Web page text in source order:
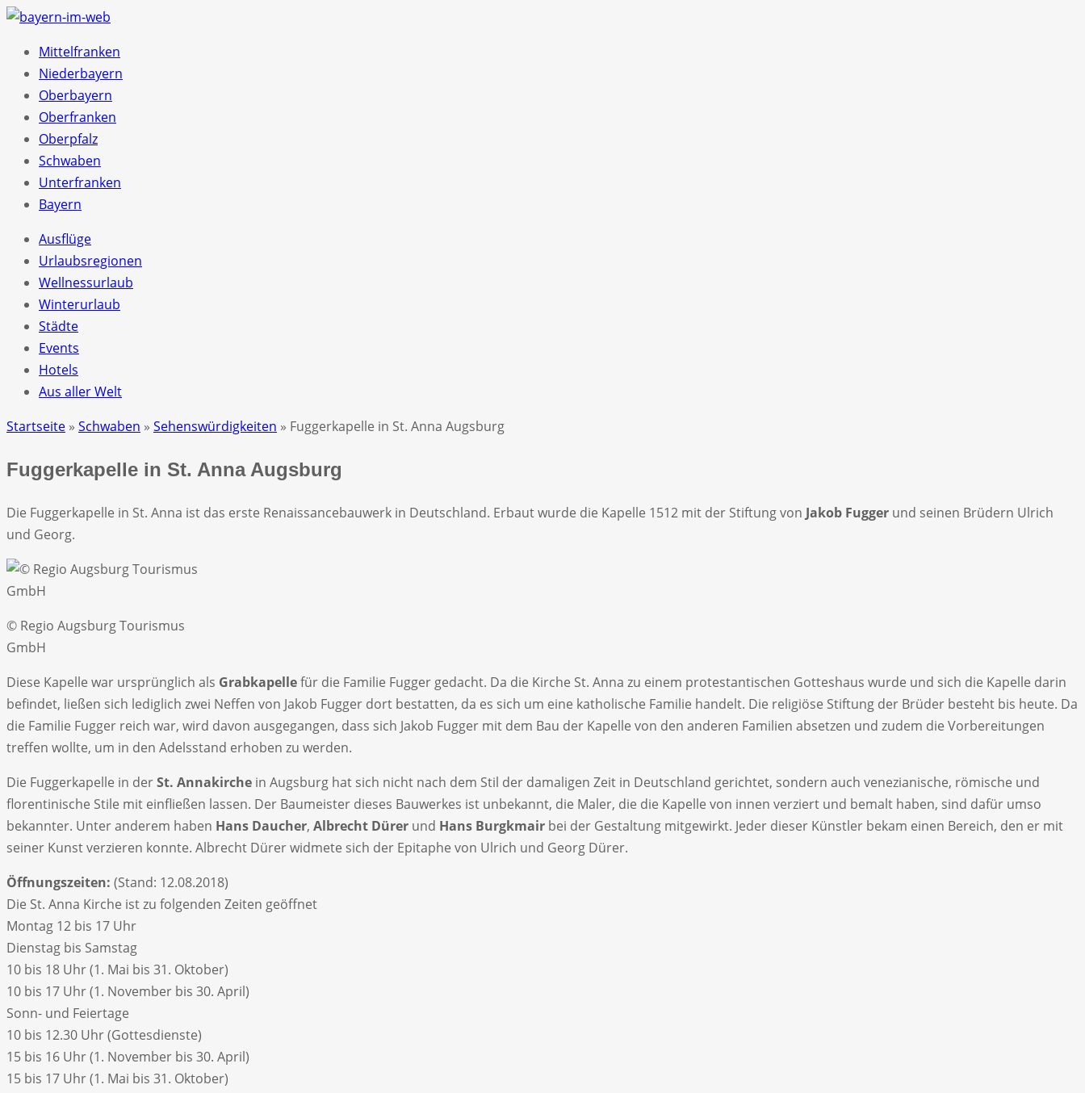
Mittelfranken
Niederbayern
Oberbayern
Oberfranken
Oberpfalz
Schwaben
Unterfranken
Bayern
Ausflüge
Urlaubsregionen
Wellnessurlaub
Winterurlaub
Städte
Events
Hotels
Aus aller Welt
Startseite » Schwaben » Sehenswürdigkeiten » Fuggerkapelle in St. Anna Augsburg
Fuggerkapelle in St. Anna Augsburg
Die Fuggerkapelle in St. Anna ist das erste Renaissancebauwerk in Deutschland. Erbaut wurde die Kapelle 1512 mit der Stiftung von Jakob Fugger und seinen Brüdern Ulrich
und Georg.
© Regio Augsburg Tourismus
GmbH
Diese Kapelle war ursprünglich als Grabkapellefür die Familie Fugger gedacht. Da die Kirche St. Anna zu einem protestantischen Gotteshaus wurde und sich die Kapelle darin
befindet, ließen sich lediglich zwei Neffen von Jakob Fugger dort bestatten, da es sich um eine katholische Familie handelt. Die religiöse Stiftung der Brüder besteht bis heute. Da
die Familie Fugger reich war, wird davon ausgegangen, dass sich Jakob Fugger mit dem Bau der Kapelle von den anderen Familien absetzen und zudem die Vorbereitungen
treffen wollte, um in den Adelsstand erhoben zu werden.
Die Fuggerkapelle in derSt. Annakirche in Augsburg hat sich nicht nach dem Stil der damaligen Zeit in Deutschland gerichtet, sondern auch venezianische, römische und
florentinische Stile mit einfließen lassen. Der Baumeister dieses Bauwerkes ist unbekannt, die Maler, die die Kapelle von innen verziert und bemalt haben, sind dafür umso
bekannter. Unter anderem haben Hans Daucher, Albrecht Dürer und Hans Burgkmair bei der Gestaltung mitgewirkt. Jeder dieser Künstler bekam einen Bereich, den er mit
seiner Kunst verzieren konnte. Albrecht Dürer widmete sich der Epitaphe von Ulrich und Georg Dürer.
Öffnungszeiten: (Stand: 12.08.2018)
Die St. Anna Kirche ist zu folgenden Zeiten geöffnet
Montag 12 bis 17 Uhr
Dienstag bis Samstag
10 bis 18 Uhr (1. Mai bis 31. Oktober)
10 bis 17 Uhr (1. November bis 30. April)
Sonn- und Feiertage
10 bis 12.30 Uhr (Gottesdienste)
15 bis 16 Uhr (1. November bis 30. April)
15 bis 17 Uhr (1. Mai bis 31. Oktober)